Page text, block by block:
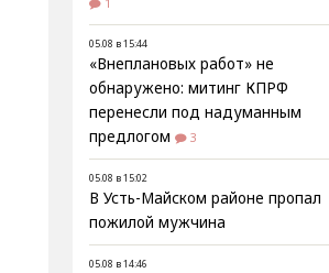
1
05.08 в 15:44
«Внеплановых работ» не
обнаружено: митинг КПРФ
перенесли под надуманным
предлогом
3
05.08 в 15:02
В Усть-Майском районе пропал
пожилой мужчина
05.08 в 14:46